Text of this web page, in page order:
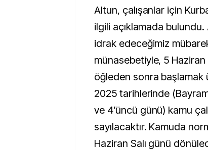
Altun, çalışanlar için
ilgili açıklamada
idrak edeceğimiz
münasebetiyle, 5
öğleden sonra
2025 tarihlerinde
ve 4’üncü günü) kamu
sayılacaktır. Kamuda
Haziran Salı günü